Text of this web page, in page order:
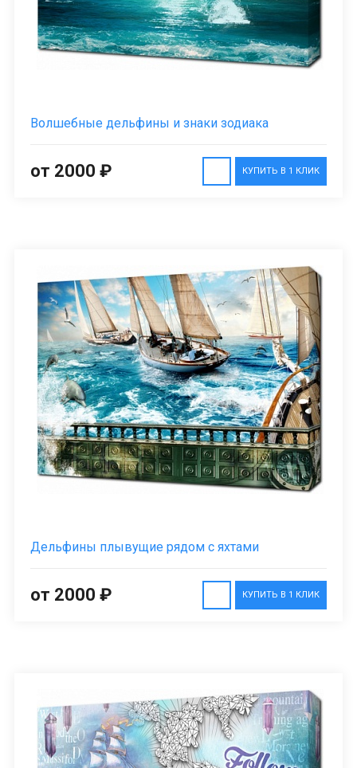
Волшебные дельфины и знаки зодиака
КУПИТЬ В 1 КЛИК
от 2000 ₽
Дельфины плывущие рядом с яхтами
КУПИТЬ В 1 КЛИК
от 2000 ₽